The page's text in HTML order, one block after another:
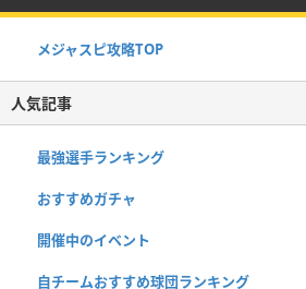
メジャスピ攻略TOP
人気記事
最強選手ランキング
おすすめガチャ
開催中のイベント
自チームおすすめ球団ランキング